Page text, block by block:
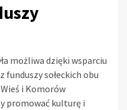
możliwa dzięki wsparciu
sołeckich obu
i Komorów
promować kulturę i